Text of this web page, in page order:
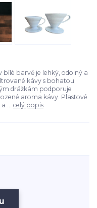
barvě je lehký, odolný a
kávy s bohatou
drážkám podporuje
aroma kávy. Plastové
... celý popis